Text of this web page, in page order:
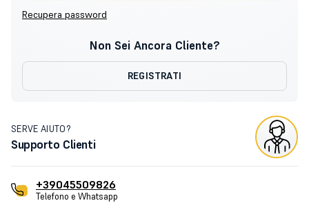
Recupera password
Non Sei Ancora Cliente?
REGISTRATI
SERVE AIUTO?
Supporto Clienti
+39045509826
Telefono e Whatsapp